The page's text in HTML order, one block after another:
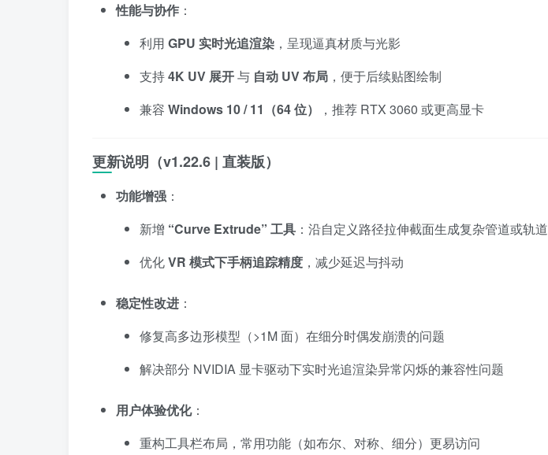
性能与协作 ：
利用 GPU 实时光追渲染 ，呈现逼真材质与光影
支持4K UV 展开与 自动 UV 布局 ，便于后续贴图绘制
兼容 Windows 10 / 11（64 位） ，推荐 RTX 3060 或更高显卡
更新说明（v1.22.6 | 直装版）
功能增强 ：
新增 “Curve Extrude” 工具 ：沿自定义路径拉伸截面生成复杂管道或轨道
优化VR 模式下手柄追踪精度 ，减少延迟与抖动
稳定性改进 ：
修复高多边形模型（>1M 面）在细分时偶发崩溃的问题
解决部分 NVIDIA 显卡驱动下实时光追渲染异常闪烁的兼容性问题
用户体验优化：
重构工具栏布局，常用功能（如布尔、对称、细分）更易访问